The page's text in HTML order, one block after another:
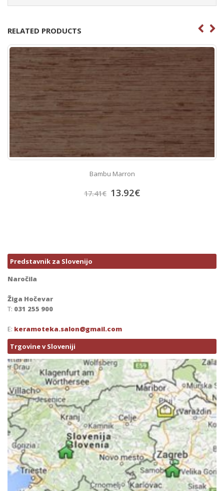
RELATED PRODUCTS
Bambu Marron
17.41€ 13.92€
Predstavnik za Slovenijo
Naročila
Žiga Hočevar
T: 031 255 900
E: keramoteka.salon@gmail.com
Trgovine v Sloveniji